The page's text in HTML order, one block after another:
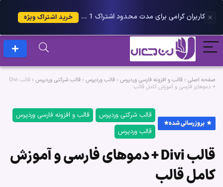
کاربران گرامی برای مدت محدود اشتراک 1 ساله پلاس را می توانید با 25 درصد تخفیف دریافت کنید. خرید اشتراک ویژه
صفحه اصلی »قالب و افزونه فارسی وردپرس »قالب وردپرس »قالب شرکتی وردپرس »
قالب Divi
+ دموهای فارسی و آموزش کامل قالب
بروزرسانی شده
قالب شرکتی وردپرس
قالب و افزونه فارسی وردپرس
قالب وردپرس
قالب Divi + دموهای فارسی و آموزش
کامل قالب